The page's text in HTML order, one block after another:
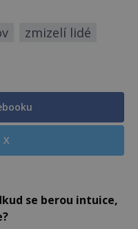
zmizelí lidé
X
se berou intuice,